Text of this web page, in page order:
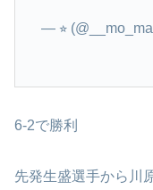
— ⭐︎
6-2で勝利
先発生盛選手から川